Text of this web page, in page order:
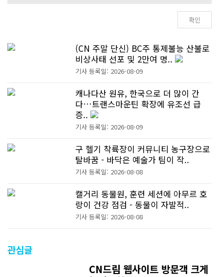
(CN 주말 단신) BC주 통제불능 산불로
비상사태 선포 및 2만여 명..
기사 등록일: 2026-08-09
캐나다산 원유, 한국으로 더 많이 간
다…트랜스마운틴 확장에 유조선 급
증..
기사 등록일: 2026-08-09
구 헬기 착륙장이 커뮤니티 농구장으로
탈바꿈 - 바닥은 예술가 팀이 작..
기사 등록일: 2026-08-08
캘거리 동물원, 훈련 세션에 아무르 호
랑이 건강 점검 - 동물이 자발적..
기사 등록일: 2026-08-08
관심글
CN드림 웹사이트 방문객 크게